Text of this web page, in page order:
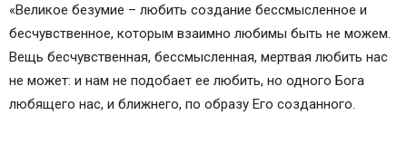
«Великое безумие – любить создание бессмысленное и
бесчувственное, которым взаимно любимы быть не можем.
Вещь бесчувственная, бессмысленная, мертвая любить нас
не может: и нам не подобает ее любить, но одного Бога
любящего нас, и ближнего, по образу Его созданного.